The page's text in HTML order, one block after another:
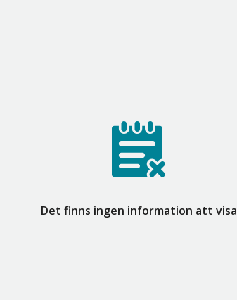
Det finns ingen information att visa